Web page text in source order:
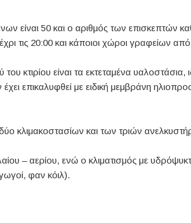
είναι 50 και ο αριθμός των επισκεπτών
τις 20:00 και κάποιοι χώροι γραφείων από
του κτιρίου είναι τα εκτεταμένα
επικαλυφθεί με ειδική μεμβράνη
κλιμακοστασίων και των τριών
– αερίου, ενώ ο κλιματισμός με
φαν κόιλ).